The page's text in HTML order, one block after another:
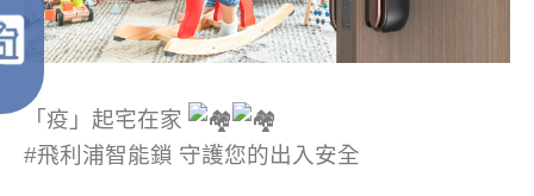
「疫」起宅在家
#飛利浦智能鎖 守護您的出入安全